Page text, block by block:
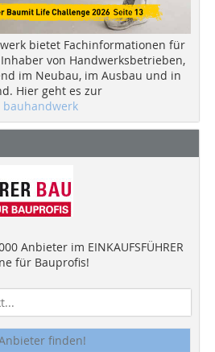
bietet Fachinformationen für
von Handwerksbetrieben,
im Neubau, im Ausbau und in
Hier geht es zur
bauhandwerk
Anbieter im EINKAUFSFÜHRER
für Bauprofis!
finden!